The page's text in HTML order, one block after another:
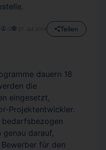
27. Juli 2010 Teilen
dauern 18
die
eingesetzt,
Projektentwickler.
genau darauf,
für den